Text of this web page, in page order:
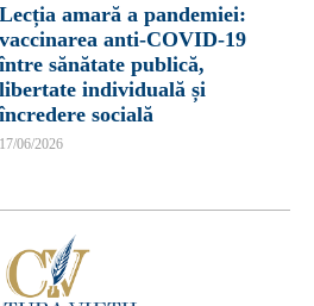
Lecția amară a pandemiei:
vaccinarea anti-COVID-19
între sănătate publică,
libertate individuală și
încredere socială
17/06/2026